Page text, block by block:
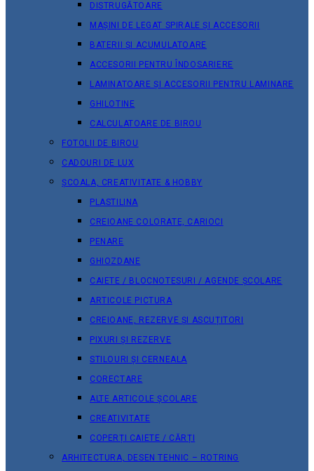
DISTRUGĂTOARE
MAȘINI DE LEGAT SPIRALE ȘI ACCESORII
BATERII ȘI ACUMULATOARE
ACCESORII PENTRU ÎNDOSARIERE
LAMINATOARE ȘI ACCESORII PENTRU LAMINARE
GHILOTINE
CALCULATOARE DE BIROU
FOTOLII DE BIROU
CADOURI DE LUX
ȘCOALA, CREATIVITATE & HOBBY
PLASTILINA
CREIOANE COLORATE, CARIOCI
PENARE
GHIOZDANE
CAIETE / BLOCNOTESURI / AGENDE ȘCOLARE
ARTICOLE PICTURA
CREIOANE, REZERVE ȘI ASCUȚITORI
PIXURI ȘI REZERVE
STILOURI ȘI CERNEALA
CORECTARE
ALTE ARTICOLE ȘCOLARE
CREATIVITATE
COPERȚI CAIETE / CĂRȚI
ARHITECTURA, DESEN TEHNIC – ROTRING